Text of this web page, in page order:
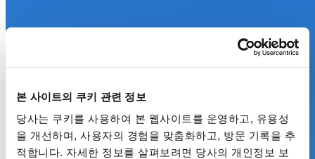
본 사이트의 쿠키 관련 정보
당사는 쿠키를 사용하여 본 웹사이트를 운영하고, 유용성
을 개선하며, 사용자의 경험을 맞춤화하고, 방문 기록을 추
적합니다. 자세한 정보를 살펴보려면 당사의 개인정보 보